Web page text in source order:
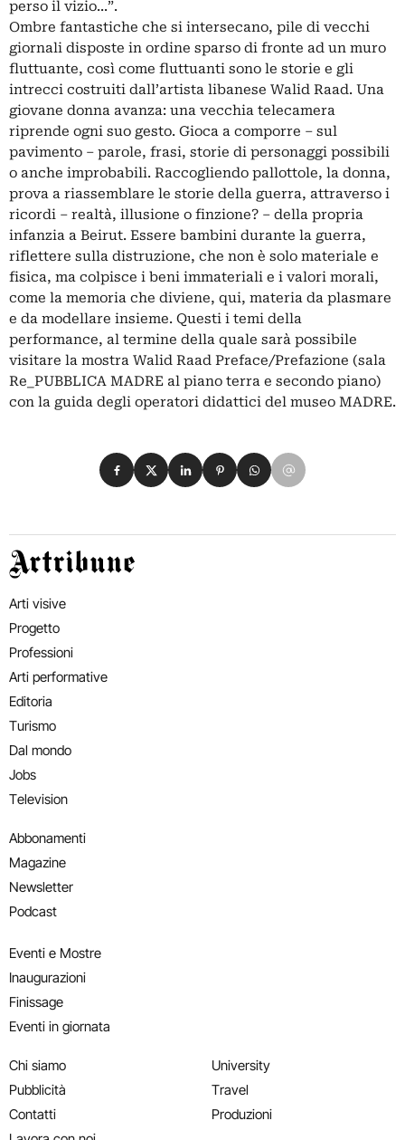
perso il vizio...”.
Ombre fantastiche che si intersecano, pile di vecchi
giornali disposte in ordine sparso di fronte ad un muro
fluttuante, così come fluttuanti sono le storie e gli
intrecci costruiti dall’artista libanese Walid Raad. Una
giovane donna avanza: una vecchia telecamera
riprende ogni suo gesto. Gioca a comporre – sul
pavimento – parole, frasi, storie di personaggi possibili
o anche improbabili. Raccogliendo pallottole, la donna,
prova a riassemblare le storie della guerra, attraverso i
ricordi – realtà, illusione o finzione? – della propria
infanzia a Beirut. Essere bambini durante la guerra,
riflettere sulla distruzione, che non è solo materiale e
fisica, ma colpisce i beni immateriali e i valori morali,
come la memoria che diviene, qui, materia da plasmare
e da modellare insieme. Questi i temi della
performance, al termine della quale sarà possibile
visitare la mostra Walid Raad Preface/Prefazione (sala
Re_PUBBLICA MADRE al piano terra e secondo piano)
con la guida degli operatori didattici del museo MADRE.
Condividi su Facebook
Condividi su X
Condividi su LinkedIn
Condividi su Pinterest
Condividi su WhatsApp
Condividi su Email
Artribune
Arti visive
Progetto
Professioni
Arti performative
Editoria
Turismo
Dal mondo
Jobs
Television
Abbonamenti
Magazine
Newsletter
Podcast
Eventi e Mostre
Inaugurazioni
Finissage
Eventi in giornata
Chi siamo
Pubblicità
Contatti
University
Travel
Produzioni